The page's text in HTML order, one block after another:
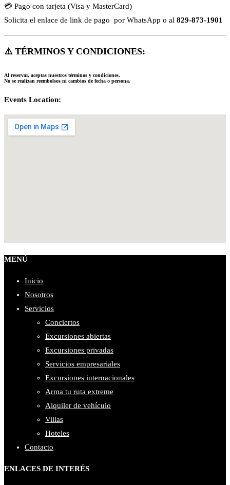
💳 Pago con tarjeta (Visa y MasterCard)
Solicita el enlace de link de pago por WhatsApp o al 829-873-1901
⚠️ TÉRMINOS Y CONDICIONES:
Al reservar, aceptas nuestros términos y condiciones.
No se realizan reembolsos ni cambios de fecha o persona.
Events Location:
MENÚ
Inicio
Nosotros
Servicios
Conciertos
Excursiones abiertas
Excursiones privadas
Servicios empresariales
Excursiones internacionales
Arma tu ruta extreme
Alquiler de vehículo
Villas
Hoteles
Contacto
ENLACES DE INTERÉS